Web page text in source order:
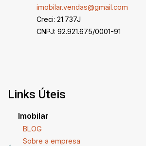
imobilar.vendas@gmail.com
Creci: 21.737J
CNPJ: 92.921.675/0001-91
Links Úteis
Imobilar
BLOG
Sobre a empresa